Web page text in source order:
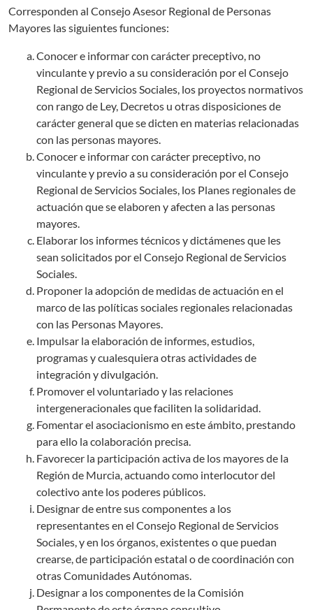
Corresponden al Consejo Asesor Regional de Personas
Mayores las siguientes funciones:
Conocer e informar con carácter preceptivo, no
vinculante y previo a su consideración por el Consejo
Regional de Servicios Sociales, los proyectos normativos
con rango de Ley, Decretos u otras disposiciones de
carácter general que se dicten en materias relacionadas
con las personas mayores.
Conocer e informar con carácter preceptivo, no
vinculante y previo a su consideración por el Consejo
Regional de Servicios Sociales, los Planes regionales de
actuación que se elaboren y afecten a las personas
mayores.
Elaborar los informes técnicos y dictámenes que les
sean solicitados por el Consejo Regional de Servicios
Sociales.
Proponer la adopción de medidas de actuación en el
marco de las políticas sociales regionales relacionadas
con las Personas Mayores.
Impulsar la elaboración de informes, estudios,
programas y cualesquiera otras actividades de
integración y divulgación.
Promover el voluntariado y las relaciones
intergeneracionales que faciliten la solidaridad.
Fomentar el asociacionismo en este ámbito, prestando
para ello la colaboración precisa.
Favorecer la participación activa de los mayores de la
Región de Murcia, actuando como interlocutor del
colectivo ante los poderes públicos.
Designar de entre sus componentes a los
representantes en el Consejo Regional de Servicios
Sociales, y en los órganos, existentes o que puedan
crearse, de participación estatal o de coordinación con
otras Comunidades Autónomas.
Designar a los componentes de la Comisión